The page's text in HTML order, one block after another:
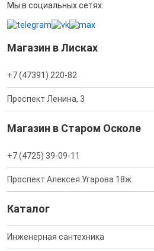
Мы в социальных сетях:
Магазин в Лисках
+7 (47391) 220-82
Проспект Ленина, 3
Магазин в Старом Осколе
+7 (4725) 39-09-11
Проспект Алексея Угарова 18ж
Каталог
Инженерная сантехника